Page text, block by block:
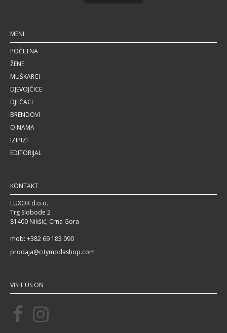
MENI
POČETNA
ŽENE
MUŠKARCI
DJEVOJČICE
DJEČACI
BRENDOVI
O NAMA
IZIPIZI
EDITORIJAL
KONTAKT
LUXOR d.o.o.
Trg Slobode 2
81400 Nikšić, Crna Gora
mob: +382 69 183 090
prodaja@citymodashop.com
VISIT US ON